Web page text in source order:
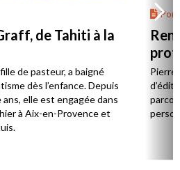
de Tahiti à la
de pasteur, a baigné
dès l’enfance. Depuis
elle est engagée dans
à Aix-en-Provence et